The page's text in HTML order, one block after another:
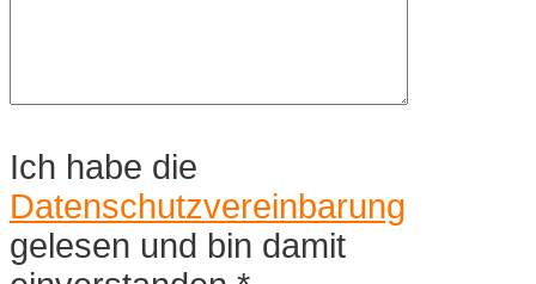
Ich habe die
Datenschutzvereinbarung
gelesen und bin damit